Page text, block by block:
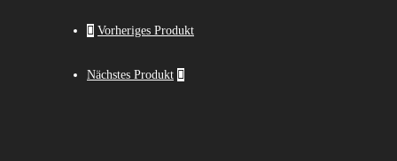
Vorheriges Produkt
Nächstes Produkt